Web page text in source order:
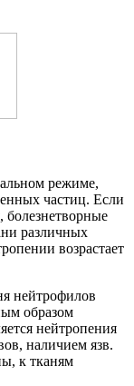
режиме,
частиц. Если
болезнетворные
различных
возрастает
нейтрофилов
образом
нейтропения
наличием язв.
к тканям